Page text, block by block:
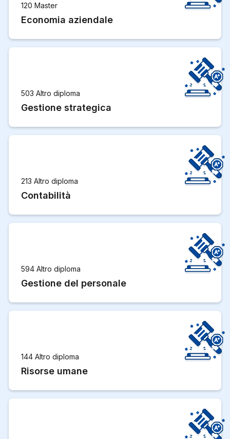
120 Master
Economia aziendale
503 Altro diploma
Gestione strategica
213 Altro diploma
Contabilità
594 Altro diploma
Gestione del personale
144 Altro diploma
Risorse umane